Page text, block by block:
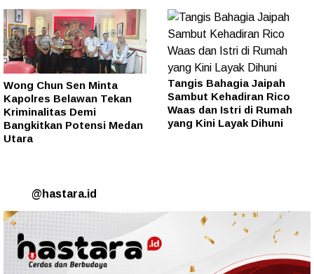
Wong Chun Sen Minta
Kapolres Belawan Tekan
Kriminalitas Demi
Bangkitkan Potensi Medan
Utara
Tangis Bahagia Jaipah
Sambut Kehadiran Rico
Waas dan Istri di Rumah
yang Kini Layak Dihuni
@hastara.id